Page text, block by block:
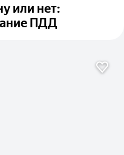
или нет:
ПДД